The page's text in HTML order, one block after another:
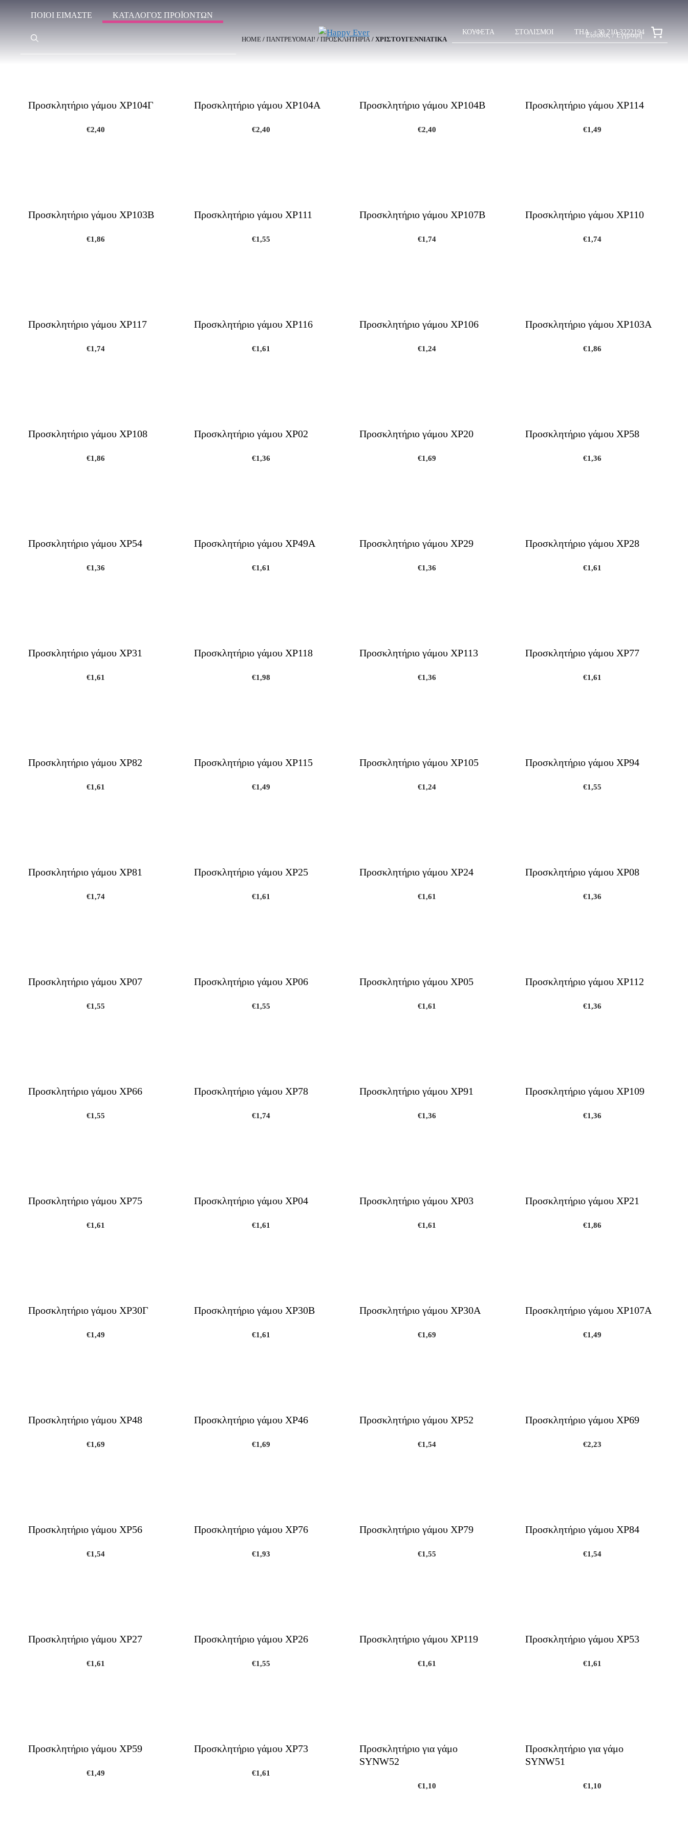
ΠΟΙΟΊ ΕΊΜΑΣΤΕ ΚΑΤΑΛΟΓΟΣ ΠΡΟΪΟΝΤΩΝ
Είσοδος / Εγγραφή
ΚΟΥΦΕΤΑ ΣΤΟΛΙΣΜΟΙ
ΤΗΛ. +30 210 3222194
HOME/ ΠΑΝΤΡΕΥΟΜΑΙ! / ΠΡΟΣΚΛΗΤΉΡΙΑ/ ΧΡΙΣΤΟΥΓΕΝΝΙΑΤΙΚΑ
Προσκλητήριο γάμου ΧΡ104Γ
€2,40
Προσκλητήριο γάμου ΧΡ104Α
€2,40
Προσκλητήριο γάμου ΧΡ104Β
€2,40
Προσκλητήριο γάμου ΧΡ114
€1,49
Προσκλητήριο γάμου ΧΡ103Β
€1,86
Προσκλητήριο γάμου ΧΡ111
€1,55
Προσκλητήριο γάμου ΧΡ107Β
€1,74
Προσκλητήριο γάμου ΧΡ110
€1,74
Προσκλητήριο γάμου ΧΡ117
€1,74
Προσκλητήριο γάμου ΧΡ116
€1,61
Προσκλητήριο γάμου ΧΡ106
€1,24
Προσκλητήριο γάμου ΧΡ103Α
€1,86
Προσκλητήριο γάμου ΧΡ108
€1,86
Προσκλητήριο γάμου ΧΡ02
€1,36
Προσκλητήριο γάμου ΧΡ20
€1,69
Προσκλητήριο γάμου ΧΡ58
€1,36
Προσκλητήριο γάμου ΧΡ54
€1,36
Προσκλητήριο γάμου ΧΡ49Α
€1,61
Προσκλητήριο γάμου ΧΡ29
€1,36
Προσκλητήριο γάμου ΧΡ28
€1,61
Προσκλητήριο γάμου ΧΡ31
€1,61
Προσκλητήριο γάμου ΧΡ118
€1,98
Προσκλητήριο γάμου ΧΡ113
€1,36
Προσκλητήριο γάμου ΧΡ77
€1,61
Προσκλητήριο γάμου ΧΡ82
€1,61
Προσκλητήριο γάμου ΧΡ115
€1,49
Προσκλητήριο γάμου ΧΡ105
€1,24
Προσκλητήριο γάμου ΧΡ94
€1,55
Προσκλητήριο γάμου ΧΡ81
€1,74
Προσκλητήριο γάμου ΧΡ25
€1,61
Προσκλητήριο γάμου ΧΡ24
€1,61
Προσκλητήριο γάμου ΧΡ08
€1,36
Προσκλητήριο γάμου ΧΡ07
€1,55
Προσκλητήριο γάμου ΧΡ06
€1,55
Προσκλητήριο γάμου ΧΡ05
€1,61
Προσκλητήριο γάμου ΧΡ112
€1,36
Προσκλητήριο γάμου ΧΡ66
€1,55
Προσκλητήριο γάμου ΧΡ78
€1,74
Προσκλητήριο γάμου ΧΡ91
€1,36
Προσκλητήριο γάμου ΧΡ109
€1,36
Προσκλητήριο γάμου ΧΡ75
€1,61
Προσκλητήριο γάμου ΧΡ04
€1,61
Προσκλητήριο γάμου ΧΡ03
€1,61
Προσκλητήριο γάμου ΧΡ21
€1,86
Προσκλητήριο γάμου ΧΡ30Γ
€1,49
Προσκλητήριο γάμου ΧΡ30Β
€1,61
Προσκλητήριο γάμου ΧΡ30Α
€1,69
Προσκλητήριο γάμου ΧΡ107Α
€1,49
Προσκλητήριο γάμου ΧΡ48
€1,69
Προσκλητήριο γάμου ΧΡ46
€1,69
Προσκλητήριο γάμου ΧΡ52
€1,54
Προσκλητήριο γάμου ΧΡ69
€2,23
Προσκλητήριο γάμου ΧΡ56
€1,54
Προσκλητήριο γάμου ΧΡ76
€1,93
Προσκλητήριο γάμου ΧΡ79
€1,55
Προσκλητήριο γάμου ΧΡ84
€1,54
Προσκλητήριο γάμου ΧΡ27
€1,61
Προσκλητήριο γάμου ΧΡ26
€1,55
Προσκλητήριο γάμου ΧΡ119
€1,61
Προσκλητήριο γάμου ΧΡ53
€1,61
Προσκλητήριο γάμου ΧΡ59
€1,49
Προσκλητήριο γάμου ΧΡ73
€1,61
Προσκλητήριο για γάμο
SYNW52
€1,10
Προσκλητήριο για γάμο
SYNW51
€1,10